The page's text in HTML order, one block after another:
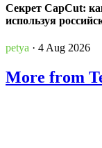
Секрет CapCut:
используя
petya · 4 Aug 2026
More from